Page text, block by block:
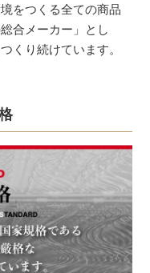
をつくる全ての商品
合メーカー」とし
くり続けています。